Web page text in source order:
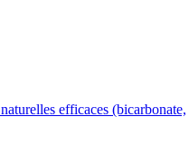
efficaces (bicarbonate,